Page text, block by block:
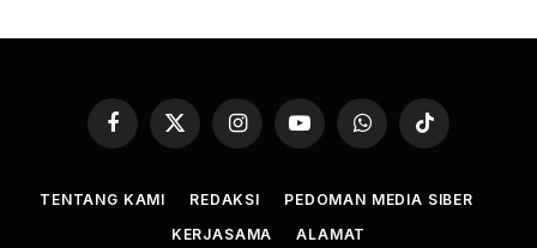
Facebook
X
(Twitter)
InstagramYouTubeWhatsAppTikTok
TENTANG KAMI REDAKSI
PEDOMAN MEDIA SIBER
KERJASAMA
ALAMAT